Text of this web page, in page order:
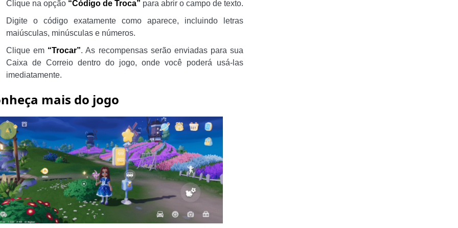
Clique na opção “Código de Troca” para abrir o campo de texto.
Digite o código exatamente como aparece, incluindo letras
maiúsculas, minúsculas e números.
Clique em “Trocar”. As recompensas serão enviadas para sua
Caixa de Correio dentro do jogo, onde você poderá usá-las
imediatamente.
mais do jogo